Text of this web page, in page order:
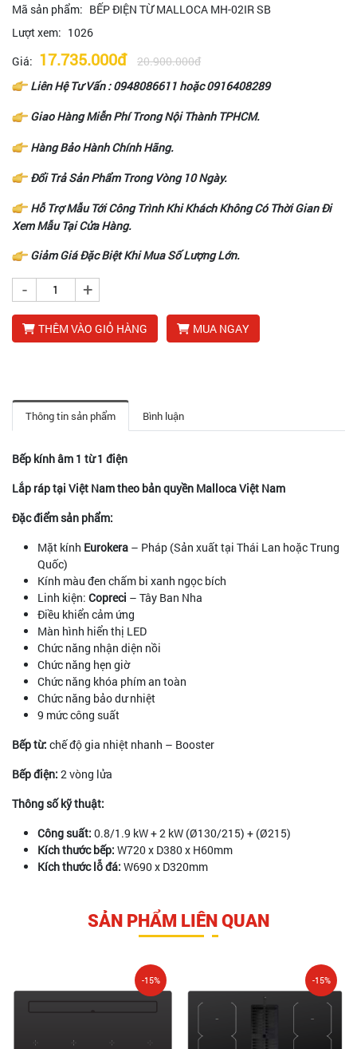
Mã sản phẩm: BẾP ĐIỆN TỪ MALLOCA MH-02IR SB
Lượt xem: 1026
Giá: 17.735.000đ
20.900.000đ
Liên Hệ Tư Vấn :0948086611 hoặc0916408289
Giao Hàng Miễn Phí Trong Nội Thành TPHCM.
Hàng Bảo Hành Chính Hãng.
Đổi Trả Sản Phẩm Trong Vòng 10 Ngày.
Hỗ Trợ Mẫu Tới Công Trình Khi Khách Không Có Thời Gian Đi
Xem Mẫu Tại Cửa Hàng.
Giảm Giá Đặc Biệt Khi Mua Số Lượng Lớn.
- +
THÊM VÀO GIỎ HÀNG MUA NGAY
Thông tin sản phẩm Bình luận
Bếp kính âm 1 từ 1 điện
Lắp ráp tại Việt Nam theo bản quyền Malloca Việt Nam
Đặc điểm sản phẩm:
Mặt kính Eurokera – Pháp (Sản xuất tại Thái Lan hoặc Trung
Quốc)
Kính màu đen chấm bi xanh ngọc bích
Linh kiện: Copreci – Tây Ban Nha
Điều khiển cảm ứng
Màn hình hiển thị LED
Chức năng nhận diện nồi
Chức năng hẹn giờ
Chức năng khóa phím an toàn
Chức năng bảo dư nhiệt
9 mức công suất
Bếp từ: chế độ gia nhiệt nhanh – Booster
Bếp điện: 2 vòng lửa
Thông số kỹ thuật:
Công suất: 0.8/1.9 kW + 2 kW (Ø130/215) + (Ø215)
Kích thước bếp: W720 x D380 x H60mm
Kích thước lỗ đá: W690 x D320mm
SẢN PHẨM LIÊN QUAN
-15% -15%